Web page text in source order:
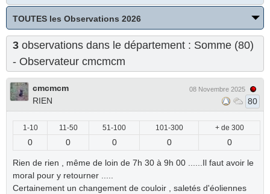
TOUTES les Observations 2026
3 observations dans le département : Somme (80)
- Observateur cmcmcm
cmcmcm
RIEN
08 Novembre 2025
80
1-10 11-50 51-100 101-300 + de 300
0 0 0 0 0
Rien de rien , même de loin de 7h 30 à 9h 00 ......Il faut avoir le
moral pour y retourner .....
Certainement un changement de couloir , saletés d'éoliennes